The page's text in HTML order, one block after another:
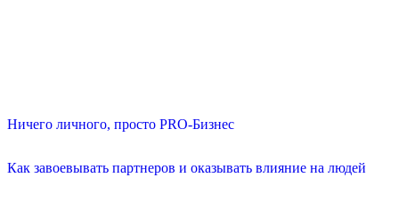
Ничего личного, просто PRO-Бизнес
Как завоевывать партнеров и оказывать влияние на людей